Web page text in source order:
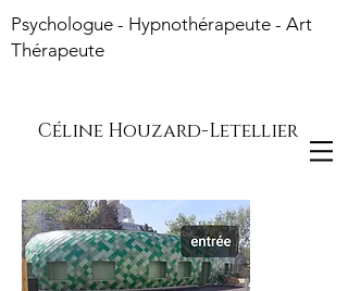
Psychologue - Hypnothérapeute - Art
Thérapeute
Céline Houzard-Letellier